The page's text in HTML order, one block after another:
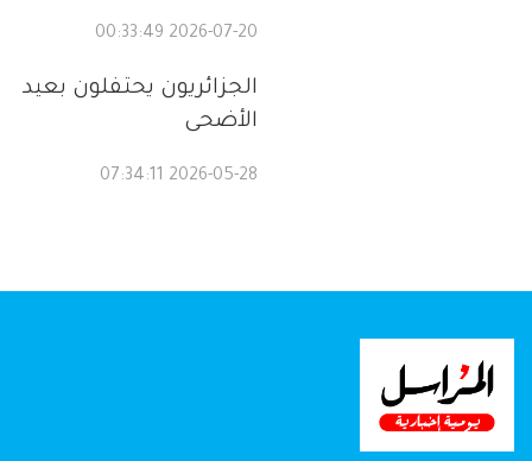
2026-07-20 00:33:49
الجزائريون يحتفلون بعيد
الأضحى
2026-05-28 07:34:11